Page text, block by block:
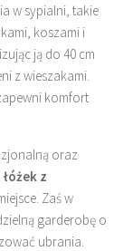
w sypialni, takie
koszami i
ją do 40 cm
z wieszakami.
komfort
oraz
łóżek z
Zaś w
garderobę o
ubrania.